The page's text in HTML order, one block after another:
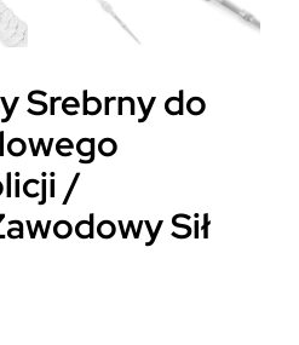
Srebrny do
/
Sił